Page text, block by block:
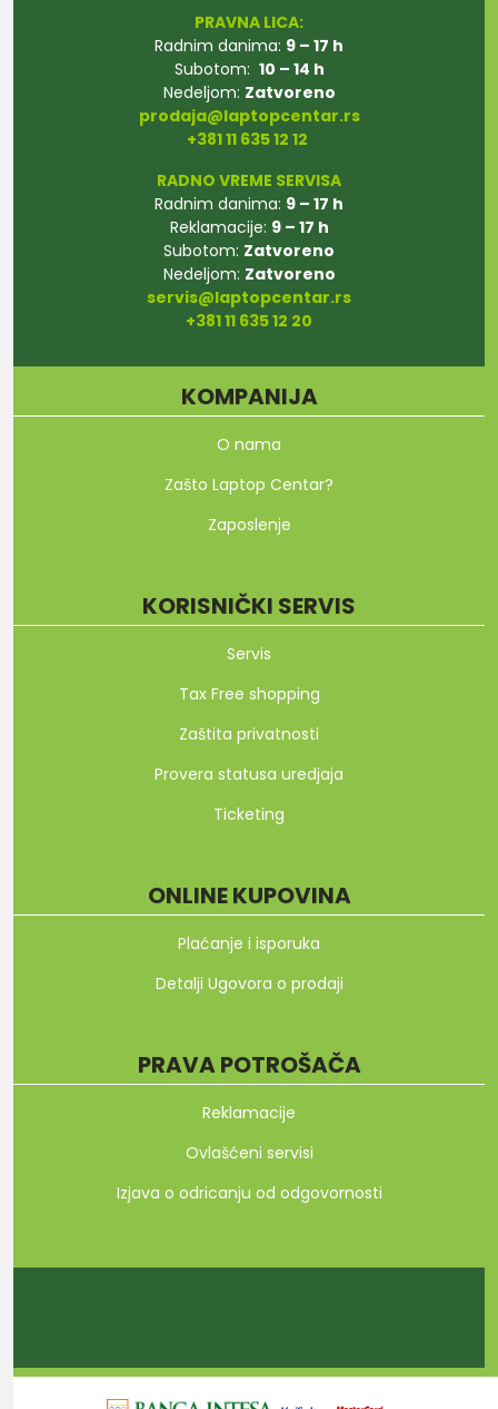
PRAVNA LICA:
Radnim danima: 9 – 17 h
Subotom: 10 – 14 h
Nedeljom: Zatvoreno
prodaja@laptopcentar.rs
+381 11 635 12 12
RADNO VREME SERVISA
Radnim danima: 9 – 17 h
Reklamacije: 9 – 17 h
Subotom: Zatvoreno
Nedeljom: Zatvoreno
servis@laptopcentar.rs
+381 11 635 12 20
KOMPANIJA
O nama
Zašto Laptop Centar?
Zaposlenje
KORISNIČKI SERVIS
Servis
Tax Free shopping
Zaštita privatnosti
Provera statusa uredjaja
Ticketing
ONLINE KUPOVINA
Plaćanje i isporuka
Detalji Ugovora o prodaji
PRAVA POTROŠAČA
Reklamacije
Ovlašćeni servisi
Izjava o odricanju od odgovornosti